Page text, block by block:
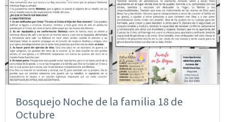
Bosquejo Noche de la familia 18 de
Octubre